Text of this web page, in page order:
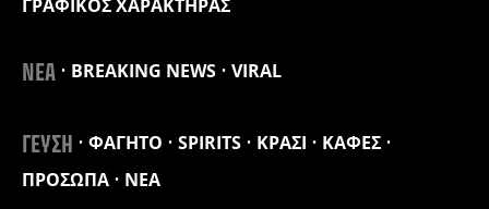
ΓΡΑΦΙΚΟΣ ΧΑΡΑΚΤΗΡΑΣ
ΝΕΑ BREAKING NEWS VIRAL
ΓΕΥΣΗ ΦΑΓΗΤΟ SPIRITS ΚΡΑΣΙ
ΚΑΦΕΣ
ΠΡΟΣΩΠΑ
ΝΕΑ